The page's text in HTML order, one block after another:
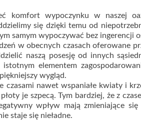
komfort wypoczynku w naszej
się dzięki temu od
samym wypoczywać bez ingerencji
w obecnych czasach oferowane
naszą posesję od innych
elementem
wygląd.
czasami nawet wspaniałe kwiaty i
je szpecą. Tym bardziej, że z
wpływ mają zmieniające
staje się nieładne.